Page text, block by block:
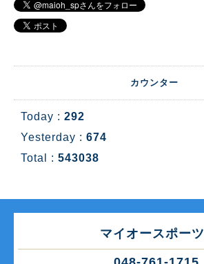
カウンター
Today : 292
Yesterday : 674
Total : 543038
マイオースポーツ